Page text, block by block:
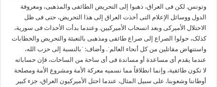
وتونس. لکن فی العراق، ذهبوا إلی التحریض الطائفی والمذهبی، ومعروفة
الدول ووسائل الإعلام التی أخذت العراق إلی هذا التحریض، حتی فی ظل
الاحتلال الأمیرکی وبعد انسحاب الأمیرکیین. وعندما بدأت الأحداث فی سوریة،
کذلک، حولوا الصراع إلی صراع طائفی ومذهبی بالتعبئة والتحریض والخطابات
واستنهاض مقاتلین من کل أنحاء العالمˈ. وأضاف: ˈبالنسبة إلی حزب الله،
عندما یقدم أی مساعدة أو مساندة فی أی ساحة من الساحات، فإن حساباته
لا تکون طائفیة، وإنما انطلاقاً مما نسمیه معرکة الأمة ومشروع الأمة ومصلحة
أوطاننا وشعوبنا. علی سبیل المثال، عندما احتل الأمیرکیون العراق، جزء کبیر